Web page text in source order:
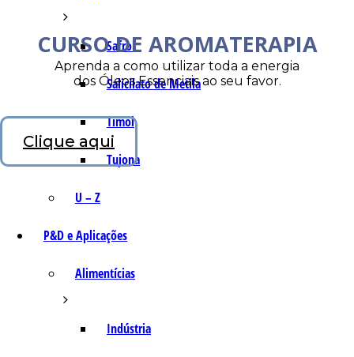
Safrol
Salicilato de Metila
Timol
Tujona
U – Z
P&D e Aplicações
Alimentícias
Indústria
CURSO DE AROMATERAPIA
Aprenda a como utilizar toda a energia
dos Óleos Essenciais ao seu favor.
Clique aqui